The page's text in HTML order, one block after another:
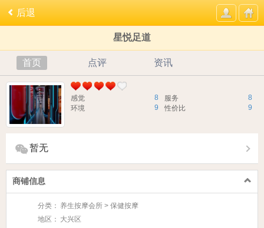
后退
星悦足道
首页 点评 资讯
8
感觉 8
服务
9
环境 9
性价比
暂无
商铺信息
分类： 养生按摩会所 > 保健按摩
地区： 大兴区